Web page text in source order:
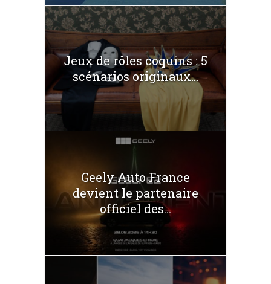
Jeux de rôles coquins : 5
scénarios originaux...
Geely Auto France
devient le partenaire
officiel des...